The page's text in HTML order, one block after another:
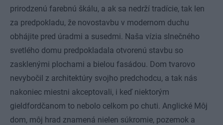
prirodzenú farebnú škálu, a ak sa nedrží tradície, tak len
za predpokladu, že novostavbu v modernom duchu
obhájite pred úradmi a susedmi. Naša vízia slnečného
svetlého domu predpokladala otvorenú stavbu so
zasklenými plochami a bielou fasádou. Dom tvarovo
nevybočil z architektúry svojho predchodcu, a tak nás
nakoniec miestni akceptovali, i keď niektorým
gieldfordčanom to nebolo celkom po chuti. Anglické Môj
dom, môj hrad znamená nielen súkromie, pozemok a